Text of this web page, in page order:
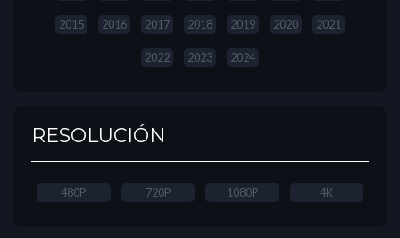
2015 2016 2017 2018 2019 2020 2021
2022 2023 2024
RESOLUCIÓN
480P 720P 1080P 4K